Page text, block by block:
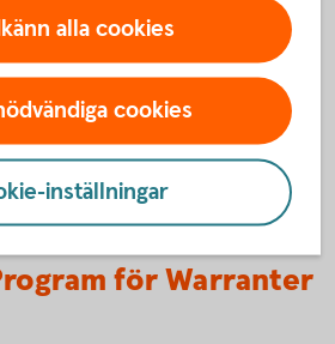
för Warranter
alla cookies
cookies
inställningar